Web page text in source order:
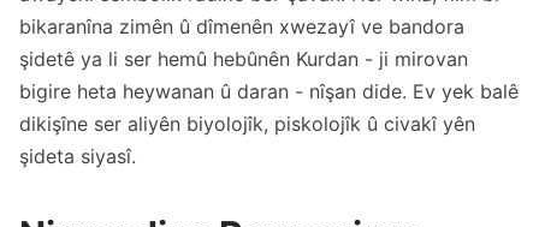
bikaranîna zimên û dîmenên xwezayî ve bandora
şidetê ya li ser hemû hebûnên Kurdan - ji mirovan
bigire heta heywanan û daran - nîşan dide. Ev yek balê
dikişîne ser aliyên biyolojîk, piskolojîk û civakî yên
şideta siyasî.